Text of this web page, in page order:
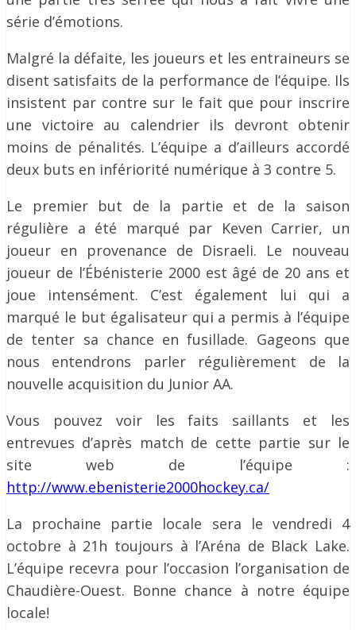
série d’émotions.
Malgré la défaite, les joueurs et les entraineurs se
disent satisfaits de la performance de l’équipe. Ils
insistent par contre sur le fait que pour inscrire
une victoire au calendrier ils devront obtenir
moins de pénalités. L’équipe a d’ailleurs accordé
deux buts en infériorité numérique à 3 contre 5.
Le premier but de la partie et de la saison
régulière a été marqué par Keven Carrier, un
joueur en provenance de Disraeli. Le nouveau
joueur de l’Ébénisterie 2000 est âgé de 20 ans et
joue intensément. C’est également lui qui a
marqué le but égalisateur qui a permis à l’équipe
de tenter sa chance en fusillade. Gageons que
nous entendrons parler régulièrement de la
nouvelle acquisition du Junior AA.
Vous pouvez voir les faits saillants et les
entrevues d’après match de cette partie sur le
site web de l’équipe :
http://www.ebenisterie2000hockey.ca/
La prochaine partie locale sera le vendredi 4
octobre à 21h toujours à l’Aréna de Black Lake.
L’équipe recevra pour l’occasion l’organisation de
Chaudière-Ouest. Bonne chance à notre équipe
locale!